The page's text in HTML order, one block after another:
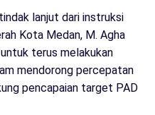
lanjut dari instruksi
Kota Medan, M. Agha
untuk terus melakukan
mendorong percepatan
pencapaian target PAD